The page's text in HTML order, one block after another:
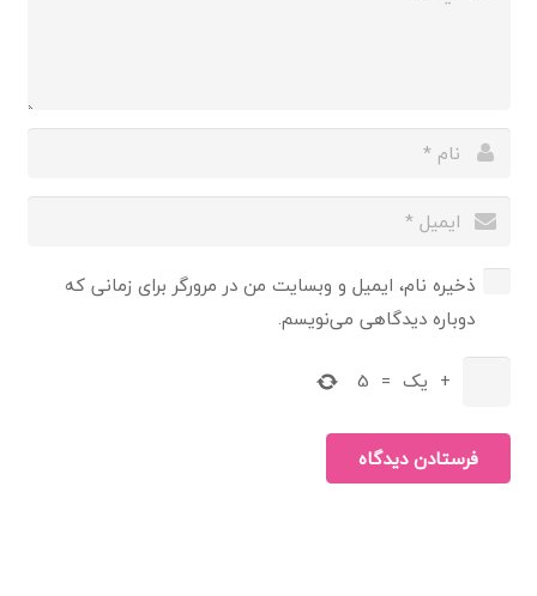
ذخیره نام، ایمیل و وبسایت من در مرورگر برای زمانی که
دوباره دیدگاهی می‌نویسم.
+ یک =
5
فرستادن دیدگاه